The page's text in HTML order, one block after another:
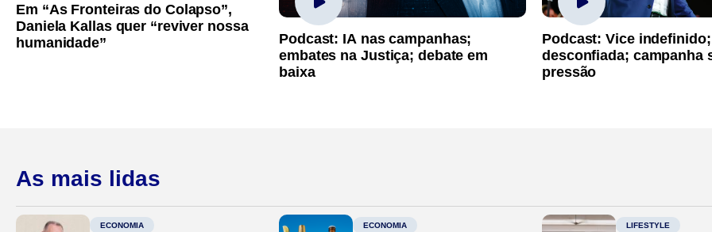
Em “As Fronteiras do Colapso”,
Daniela Kallas quer “reviver nossa
humanidade”
Podcast: IA nas campanhas;
embates na Justiça; debate em
baixa
Podcast: Vice
desconfiada; campanha
pressão
As mais lidas
ECONOMIA ECONOMIA LIFESTYLE